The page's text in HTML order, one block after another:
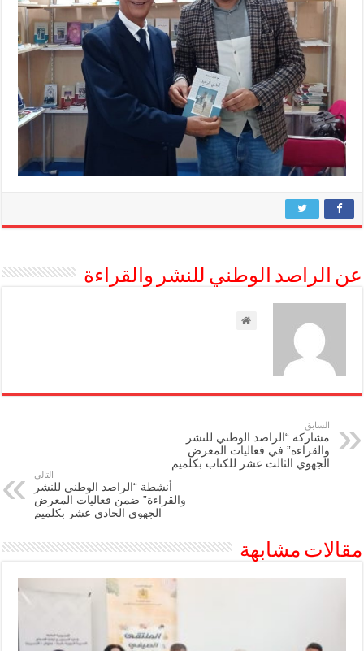
عن الراصد الوطني للنشر والقراءة
السابق
مشاركة “الراصد الوطني للنشر
والقراءة” في فعاليات المعرض
الجهوي الثالث عشر للكتاب بكلميم
التالي
أنشطة “الراصد الوطني للنشر
والقراءة” ضمن فعاليات المعرض
الجهوي الحادي عشر بكلميم
مقالات مشابهة